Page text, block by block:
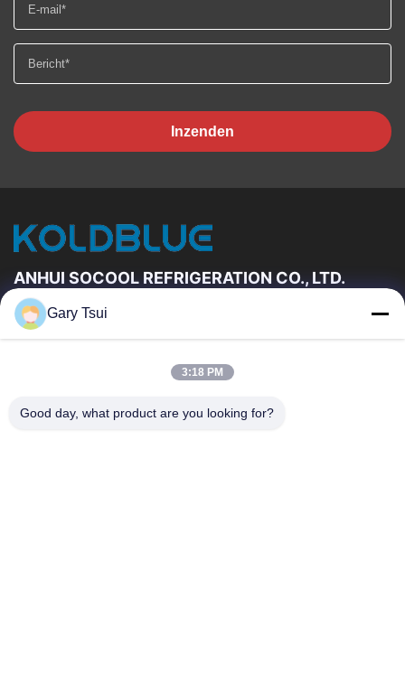
Inzenden
ANHUI SOCOOL REFRIGERATION CO., LTD.
Snelkoppelingen
Ongeveer Ons
Fabrieksreis
Kwaliteitscontrole
Gary Tsui
3:18 PM
Good day, what product are you looking for?